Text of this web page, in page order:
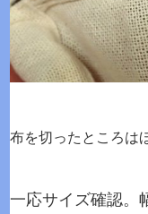
布を切ったところは
一応サイズ確認。